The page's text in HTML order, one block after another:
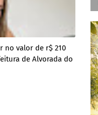
no valor de r$ 210
de Alvorada do